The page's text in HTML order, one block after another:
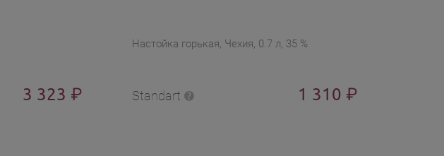
3 323 ₽
Настойка горькая, Чехия, 0.7 л, 35 %
Standart 1 310 ₽